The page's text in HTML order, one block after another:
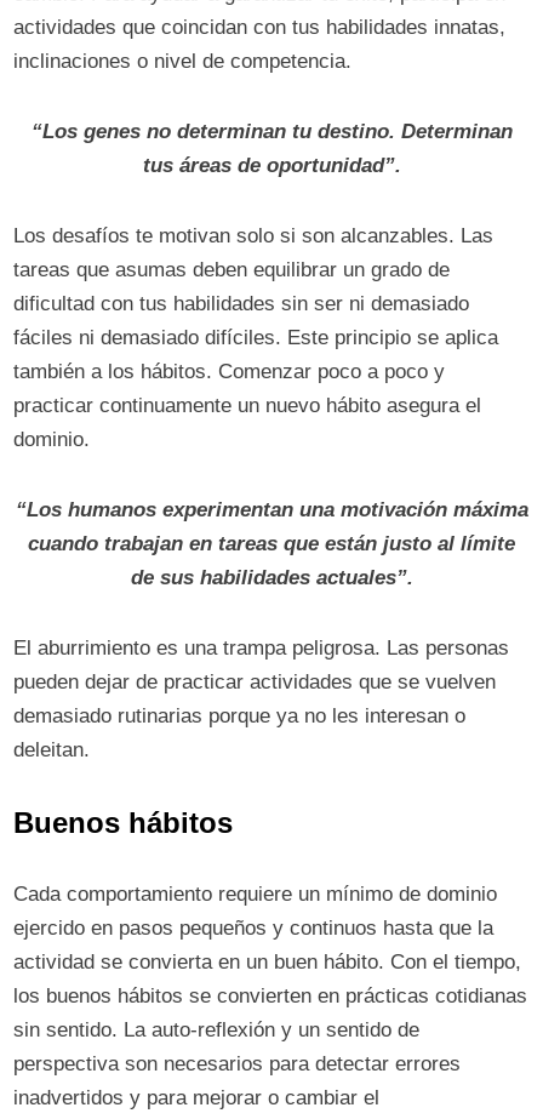
actividades que coincidan con tus habilidades innatas,
inclinaciones o nivel de competencia.
“Los genes no determinan tu destino. Determinan
tus áreas de oportunidad”.
Los desafíos te motivan solo si son alcanzables. Las
tareas que asumas deben equilibrar un grado de
dificultad con tus habilidades sin ser ni demasiado
fáciles ni demasiado difíciles. Este principio se aplica
también a los hábitos. Comenzar poco a poco y
practicar continuamente un nuevo hábito asegura el
dominio.
“Los humanos experimentan una motivación máxima
cuando trabajan en tareas que están justo al límite
de sus habilidades actuales”.
El aburrimiento es una trampa peligrosa. Las personas
pueden dejar de practicar actividades que se vuelven
demasiado rutinarias porque ya no les interesan o
deleitan.
Buenos hábitos
Cada comportamiento requiere un mínimo de dominio
ejercido en pasos pequeños y continuos hasta que la
actividad se convierta en un buen hábito. Con el tiempo,
los buenos hábitos se convierten en prácticas cotidianas
sin sentido. La auto-reflexión y un sentido de
perspectiva son necesarios para detectar errores
inadvertidos y para mejorar o cambiar el